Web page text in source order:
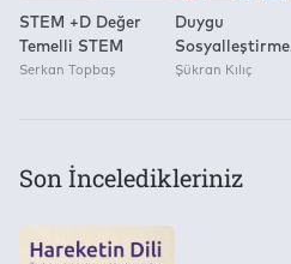
STEM +D Değer
Temelli STEM
Serkan Topbaş
Duygu
Sosyalleştirme
Kuramdan
Şükran Kılıç
Son İnceledikleriniz